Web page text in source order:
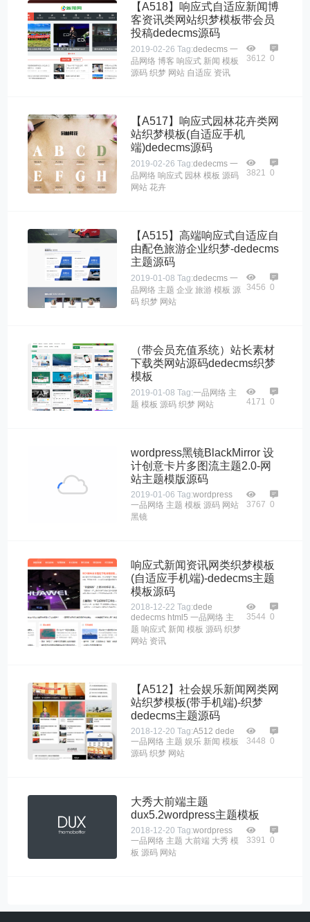
【A518】响应式自适应新闻博
客资讯类网站织梦模板带会员
投稿dedecms源码
2019-02-26 Tag:dedecms 一
品网络 博客 响应式 新闻 模板
源码 织梦 网站 自适应 资讯
3612 0
【A517】响应式园林花卉类网
站织梦模板(自适应手机
端)dedecms源码
2019-02-26 Tag:dedecms 一
品网络 响应式 园林 模板 源码
网站 花卉
3821 0
【A515】高端响应式自适应自
由配色旅游企业织梦-dedecms
主题源码
2019-01-08 Tag:dedecms 一
品网络 主题 企业 旅游 模板 源
码 织梦 网站
3456 0
（带会员充值系统）站长素材
下载类网站源码dedecms织梦
模板
2019-01-08 Tag:一品网络 主
题 模板 源码 织梦 网站 4171 0
wordpress黑镜BlackMirror 设
计创意卡片多图流主题2.0-网
站主题模版源码
2019-01-06 Tag:wordpress
一品网络 主题 模板 源码 网站
黑镜
3767 0
响应式新闻资讯网类织梦模板
(自适应手机端)-dedecms主题
模板源码
2018-12-22 Tag:dede
dedecms html5 一品网络 主
题 响应式 新闻 模板 源码 织梦
网站 资讯
3544 0
【A512】社会娱乐新闻网类网
站织梦模板(带手机端)-织梦
dedecms主题源码
2018-12-20 Tag:A512 dede
一品网络 主题 娱乐 新闻 模板
源码 织梦 网站
3448 0
大秀大前端主题
dux5.2wordpress主题模板
2018-12-20 Tag:wordpress
一品网络 主题 大前端 大秀 模
板 源码 网站
3391 0